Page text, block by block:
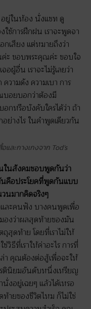
ยู่ในห้อง นั่งแชท ดู
การฝึกฝน เราจะพูดจา
กเสียง แต่หมายถึงว่า
ค่ะ ขอบพระคุณค่ะ ขอบใจ
อผู้อื่น เราจะไม่รู้เลยว่า
วามดัง ความเบา การ
อยบอกว่าต้องมี
กหรือบังคับใครได้ว่า ถ้า
ย่างไร ในคำพูดเดียวกัน
อและกางเกงจาก Tod’s
ในสังคมชอบพูดกันว่า
คือประโยคที่พูดกันแบบ
นมากคิดจริงๆ
ะคนฟัง บางคนพูดเพื่อ
องว่าผลสุดท้ายของมัน
สุดท้าย โดยที่เราไม่ให้
วิธีที่เราให้ค่าอะไร การที่
า คุณต้องต่อสู้เพื่อจะให้
ตินิยมอันดับหนึ่งเหรียญ
งอยู่เฉยๆ แล้วได้เหรอ
ายของชีวิตไหม ก็ไม่ใช่